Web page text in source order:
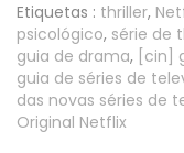
Etiquetas : thriller,
psicológico, série de
guia de drama, [cin]
guia de séries de
das novas séries de
Original Netflix